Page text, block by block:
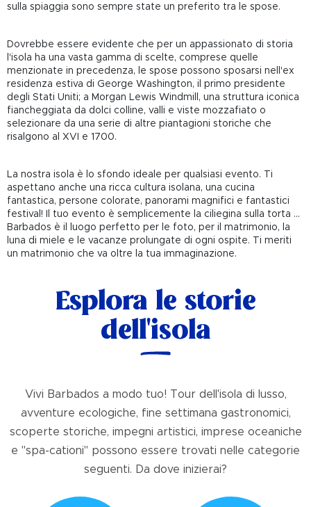
sulla spiaggia sono sempre state un preferito tra le spose.
Dovrebbe essere evidente che per un appassionato di storia
l'isola ha una vasta gamma di scelte, comprese quelle
menzionate in precedenza, le spose possono sposarsi nell'ex
residenza estiva di George Washington, il primo presidente
degli Stati Uniti; a Morgan Lewis Windmill, una struttura iconica
fiancheggiata da dolci colline, valli e viste mozzafiato o
selezionare da una serie di altre piantagioni storiche che
risalgono al XVI e 1700.
La nostra isola è lo sfondo ideale per qualsiasi evento. Ti
aspettano anche una ricca cultura isolana, una cucina
fantastica, persone colorate, panorami magnifici e fantastici
festival! Il tuo evento è semplicemente la ciliegina sulla torta ...
Barbados è il luogo perfetto per le foto, per il matrimonio, la
luna di miele e le vacanze prolungate di ogni ospite. Ti meriti
un matrimonio che va oltre la tua immaginazione.
Esplora le storie
dell'isola
Vivi Barbados a modo tuo! Tour dell'isola di lusso,
avventure ecologiche, fine settimana gastronomici,
scoperte storiche, impegni artistici, imprese oceaniche
e "spa-cationi" possono essere trovati nelle categorie
seguenti. Da dove inizierai?